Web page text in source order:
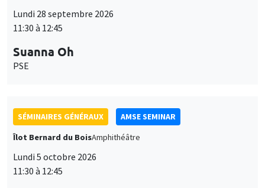
Lundi 28 septembre 2026
11:30 à 12:45
Suanna Oh
PSE
SÉMINAIRES GÉNÉRAUX
AMSE SEMINAR
Îlot Bernard du BoisAmphithéâtre
Lundi 5 octobre 2026
11:30 à 12:45